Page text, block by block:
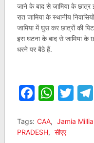
जाने के बाद से जामिया के
रात जामिया के स्थानीय
जामिया में घुस कर छात्रों की
इस घटना के बाद से जामिया के
धरने पर बैठे हैं.
Tags: CAA, Jamia
PRADESH, सीएए